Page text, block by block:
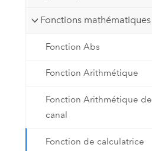
Fonctions mathématiques
Fonction Abs
Fonction Arithmétique
Fonction Arithmétique de
canal
Fonction de calculatrice